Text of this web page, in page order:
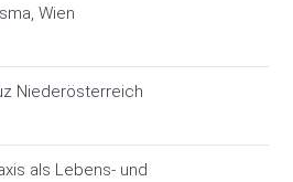
Wien
Niederösterreich
als Lebens- und